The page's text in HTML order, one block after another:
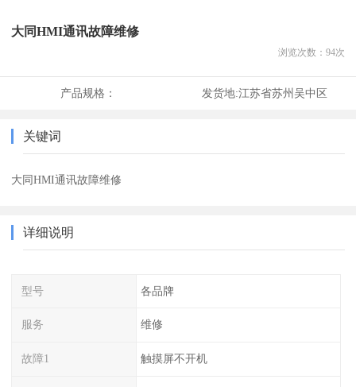
大同HMI通讯故障维修
浏览次数： 94次
产品规格： 发货地:江苏省苏州吴中区
关键词
大同HMI通讯故障维修
详细说明
型号 各品牌
服务 维修
故障1 触摸屏不开机